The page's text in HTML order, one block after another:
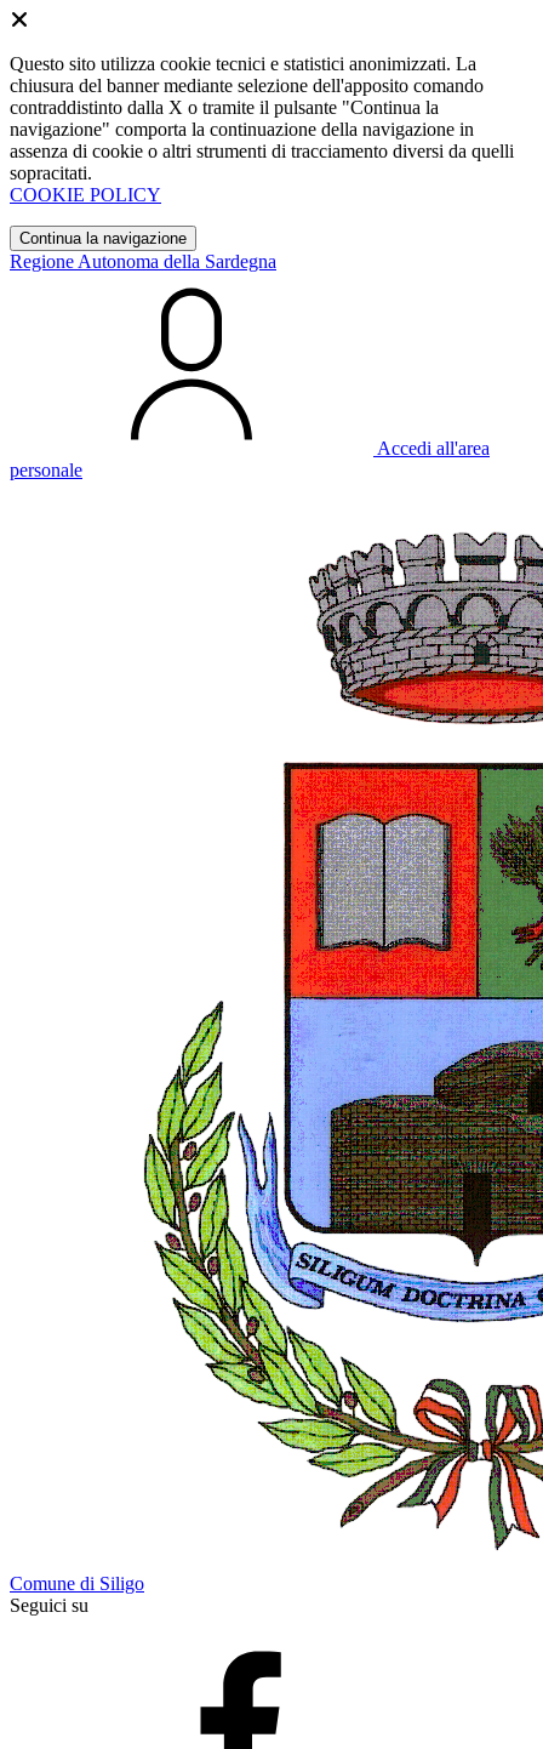
Questo sito utilizza cookie tecnici e statistici anonimizzati. La
chiusura del banner mediante selezione dell'apposito comando
contraddistinto dalla X o tramite il pulsante "Continua la
navigazione" comporta la continuazione della navigazione in
assenza di cookie o altri strumenti di tracciamento diversi da quelli
sopracitati.
COOKIE POLICY
Continua la navigazione
Regione Autonoma della Sardegna
Accedi all'area
personale
Comune di Siligo
Seguici su